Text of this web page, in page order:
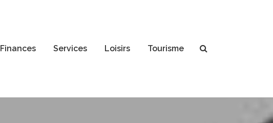
Finances Services Loisirs Tourisme